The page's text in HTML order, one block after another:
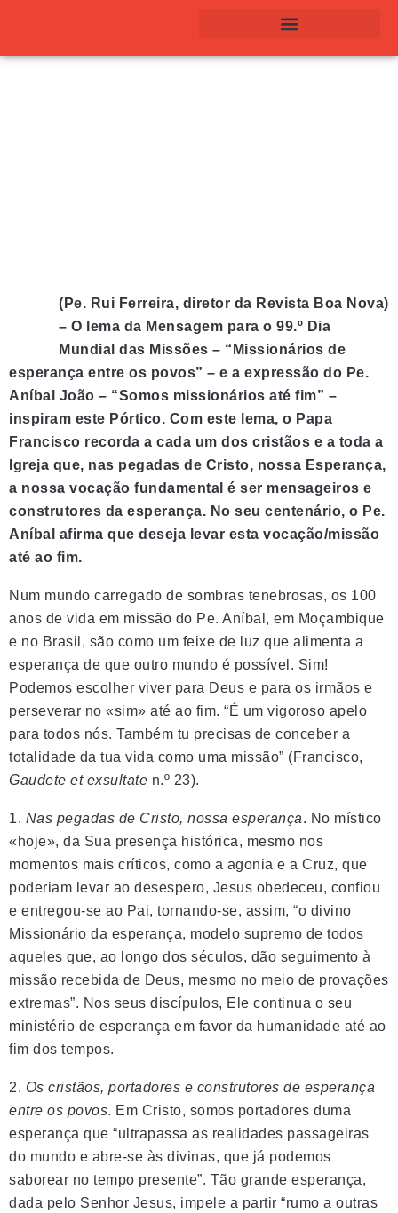
(Pe. Rui Ferreira, diretor da Revista Boa Nova)
– O lema da Mensagem para o 99.º Dia
Mundial das Missões – “Missionários de
esperança entre os povos” – e a expressão do Pe.
Aníbal João – “Somos missionários até fim” –
inspiram este Pórtico. Com este lema, o Papa
Francisco recorda a cada um dos cristãos e a toda a
Igreja que, nas pegadas de Cristo, nossa Esperança,
a nossa vocação fundamental é ser mensageiros e
construtores da esperança. No seu centenário, o Pe.
Aníbal afirma que deseja levar esta vocação/missão
até ao fim.
Num mundo carregado de sombras tenebrosas, os 100
anos de vida em missão do Pe. Aníbal, em Moçambique
e no Brasil, são como um feixe de luz que alimenta a
esperança de que outro mundo é possível. Sim!
Podemos escolher viver para Deus e para os irmãos e
perseverar no «sim» até ao fim. “É um vigoroso apelo
para todos nós. Também tu precisas de conceber a
totalidade da tua vida como uma missão” (Francisco,
Gaudete et exsultate n.º 23).
1. Nas pegadas de Cristo, nossa esperança. No místico
«hoje», da Sua presença histórica, mesmo nos
momentos mais críticos, como a agonia e a Cruz, que
poderiam levar ao desespero, Jesus obedeceu, confiou
e entregou-se ao Pai, tornando-se, assim, “o divino
Missionário da esperança, modelo supremo de todos
aqueles que, ao longo dos séculos, dão seguimento à
missão recebida de Deus, mesmo no meio de provações
extremas”. Nos seus discípulos, Ele continua o seu
ministério de esperança em favor da humanidade até ao
fim dos tempos.
2. Os cristãos, portadores e construtores de esperança
entre os povos. Em Cristo, somos portadores duma
esperança que “ultrapassa as realidades passageiras
do mundo e abre-se às divinas, que já podemos
saborear no tempo presente”. Tão grande esperança,
dada pelo Senhor Jesus, impele a partir “rumo a outras